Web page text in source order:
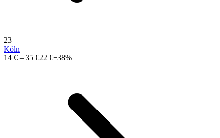
23
Köln
14 € – 35 €22 €+38%